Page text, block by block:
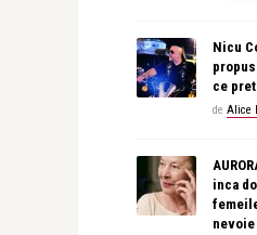
Nicu
ce
de Alice
inca